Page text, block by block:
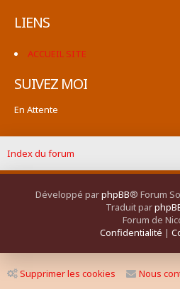
LIENS
ACCUEIL SITE
SUIVEZ MOI
En Attente
Index du forum
Développé parphpBB® Forum
Traduit par
Forum de
Confidentialité |
Supprimer les cookies Nous